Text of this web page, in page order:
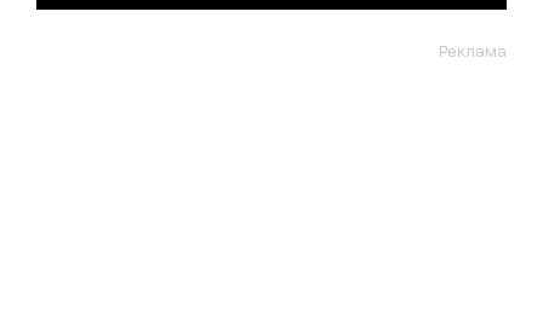
Реклама